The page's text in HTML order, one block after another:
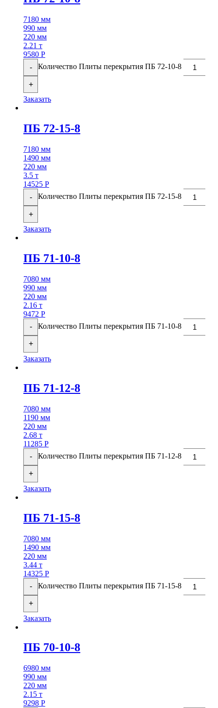
7180 мм
990 мм
220 мм
2.21 т
9580 Р
-
Количество Плиты перекрытия ПБ 72-10-8
+
Заказать
ПБ 72-15-8
7180 мм
1490 мм
220 мм
3.5 т
14525 Р
-
Количество Плиты перекрытия ПБ 72-15-8
+
Заказать
ПБ 71-10-8
7080 мм
990 мм
220 мм
2.16 т
9472 Р
-
Количество Плиты перекрытия ПБ 71-10-8
+
Заказать
ПБ 71-12-8
7080 мм
1190 мм
220 мм
2.68 т
11285 Р
-
Количество Плиты перекрытия ПБ 71-12-8
+
Заказать
ПБ 71-15-8
7080 мм
1490 мм
220 мм
3.44 т
14325 Р
-
Количество Плиты перекрытия ПБ 71-15-8
+
Заказать
ПБ 70-10-8
6980 мм
990 мм
220 мм
2.15 т
9298 Р